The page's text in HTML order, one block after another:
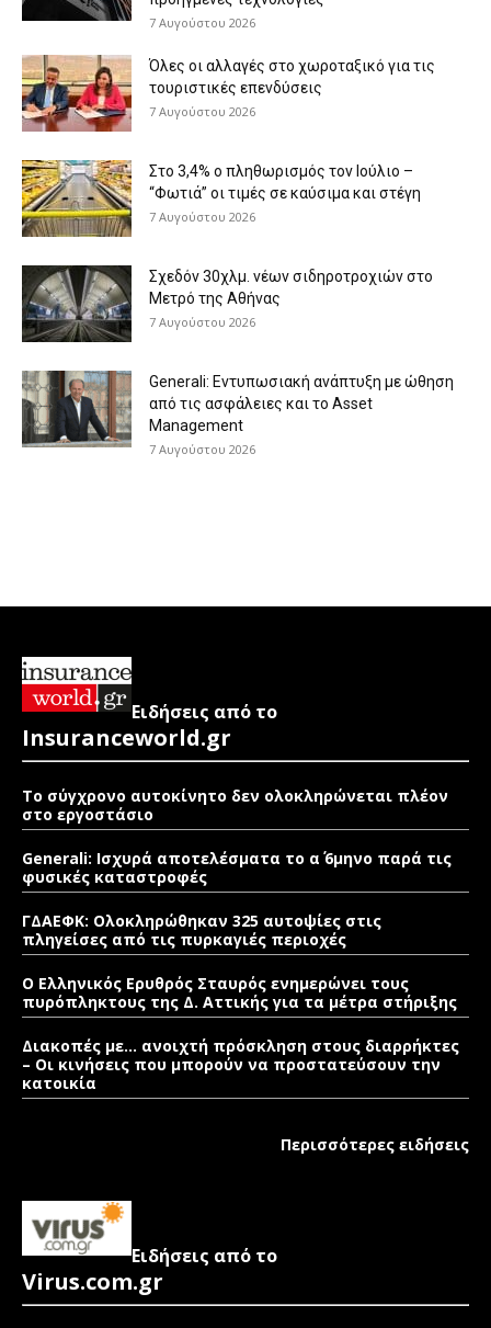
7 Αυγούστου 2026
Όλες οι αλλαγές στο χωροταξικό για τις
τουριστικές επενδύσεις
7 Αυγούστου 2026
Στο 3,4% ο πληθωρισμός τον Ιούλιο –
“Φωτιά” οι τιμές σε καύσιμα και στέγη
7 Αυγούστου 2026
Σχεδόν 30χλμ. νέων σιδηροτροχιών στο
Μετρό της Αθήνας
7 Αυγούστου 2026
Generali: Eντυπωσιακή ανάπτυξη με ώθηση
από τις ασφάλειες και το Asset
Management
7 Αυγούστου 2026
Ειδήσεις από το
Insuranceworld.gr
Το σύγχρονο αυτοκίνητο δεν ολοκληρώνεται πλέον
στο εργοστάσιο
Generali: Ισχυρά αποτελέσματα το α΄ 6μηνο παρά τις
φυσικές καταστροφές
ΓΔΑΕΦΚ: Ολοκληρώθηκαν 325 αυτοψίες στις
πληγείσες από τις πυρκαγιές περιοχές
Ο Ελληνικός Ερυθρός Σταυρός ενημερώνει τους
πυρόπληκτους της Δ. Αττικής για τα μέτρα στήριξης
Διακοπές με… ανοιχτή πρόσκληση στους διαρρήκτες
– Οι κινήσεις που μπορούν να προστατεύσουν την
κατοικία
Περισσότερες ειδήσεις
Ειδήσεις από το
Virus.com.gr